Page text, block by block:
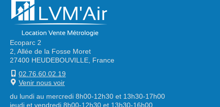
Ecoparc 2
2, Allée de la Fosse Moret
27400 HEUDEBOUVILLE, France
02.76.60.02.19
Venir nous voir
du lundi au mercredi 8h00-12h30 et 13h30-17h00
jeudi et vendredi 8h00-12h30 et 13h30-16h00